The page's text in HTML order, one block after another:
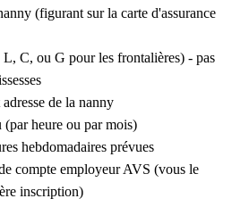
(figurant sur la carte d'assurance
C, ou G pour les frontalières) - pas
de la nanny
(par heure ou par mois)
hebdomadaires prévues
compte employeur AVS (vous le
inscription)